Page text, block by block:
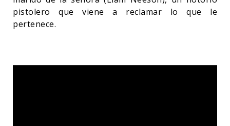
pistolero que viene a reclamar lo que le
pertenece.